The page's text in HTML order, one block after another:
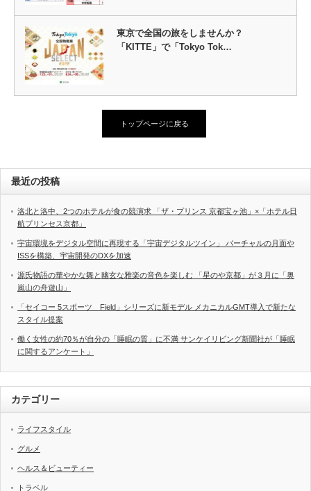
東京で全国の旅をしませんか？
「KITTE」で「Tokyo Tok…
トップページに戻る
最近の投稿
洛北と洛中、2つのホテルが食の競演求 「ザ・プリンス 京都宝ヶ池」×「ホテル日
航プリンセス京都」
宇宙環境をデジタル空間に再現する「宇宙デジタルツイン」 バーチャルの月面や
ISSを構築、宇宙開発のDXを加速
源氏物語の華やかな舞と幽玄な雅楽の音色を楽しむ 「星のや京都」が３月に「奥
嵐山の舟遊山」
「セイコー 5スポーツ Field」シリーズに新モデル メカニカルGMT導入で新たな
スタイル提案
働く女性の約70％が自分の「睡眠の質」に不満 サンケイリビング新聞社が「睡眠
に関するアンケート」
カテゴリー
ライフスタイル
グルメ
ヘルス＆ビューティー
トラベル